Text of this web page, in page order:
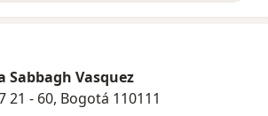
Sabbagh Vasquez
21 - 60, Bogotá 110111